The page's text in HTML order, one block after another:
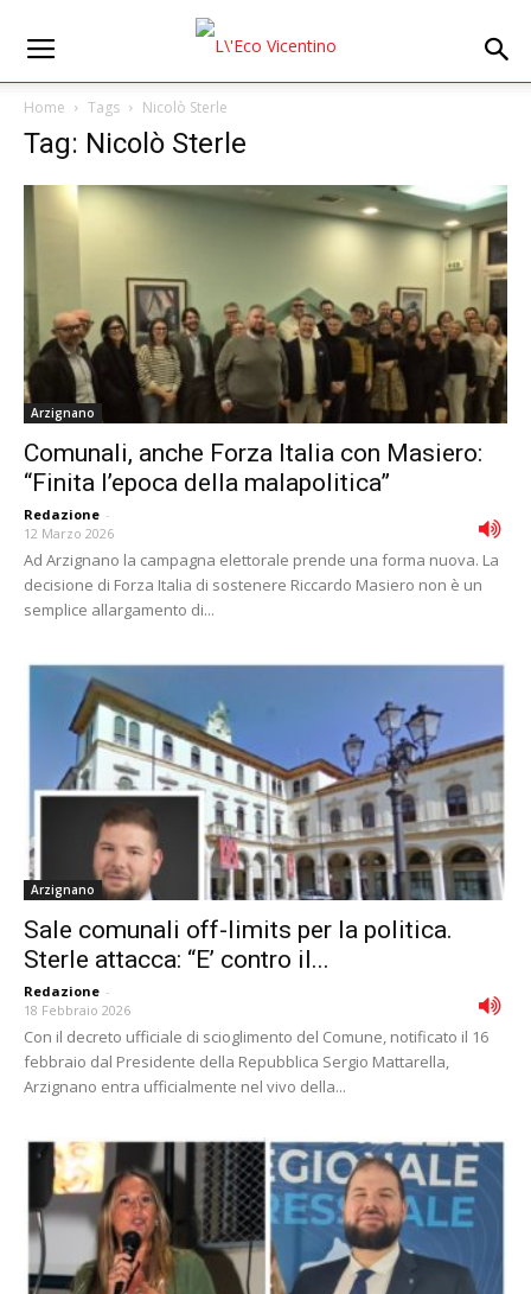
Home Tags Nicolò Sterle
Tag: Nicolò Sterle
Arzignano
Comunali, anche Forza Italia con Masiero:
“Finita l’epoca della malapolitica”
Redazione -
12 Marzo 2026
Ad Arzignano la campagna elettorale prende una forma nuova. La
decisione di Forza Italia di sostenere Riccardo Masiero non è un
semplice allargamento di...
Arzignano
Sale comunali off-limits per la politica.
Sterle attacca: “E’ contro il...
Redazione -
18 Febbraio 2026
Con il decreto ufficiale di scioglimento del Comune, notificato il 16
febbraio dal Presidente della Repubblica Sergio Mattarella,
Arzignano entra ufficialmente nel vivo della...